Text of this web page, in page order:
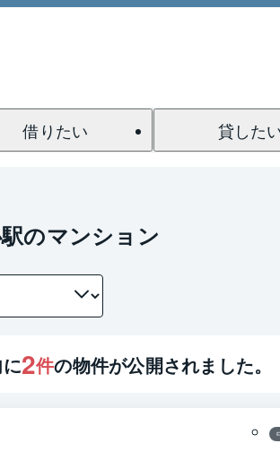
借りたい 貸した
のマンション
2件の物件が公開されました。